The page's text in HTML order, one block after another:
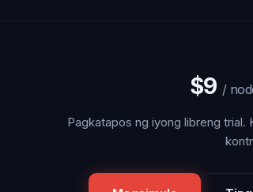
$9 /
Pagkatapos ng iyong libreng trial.